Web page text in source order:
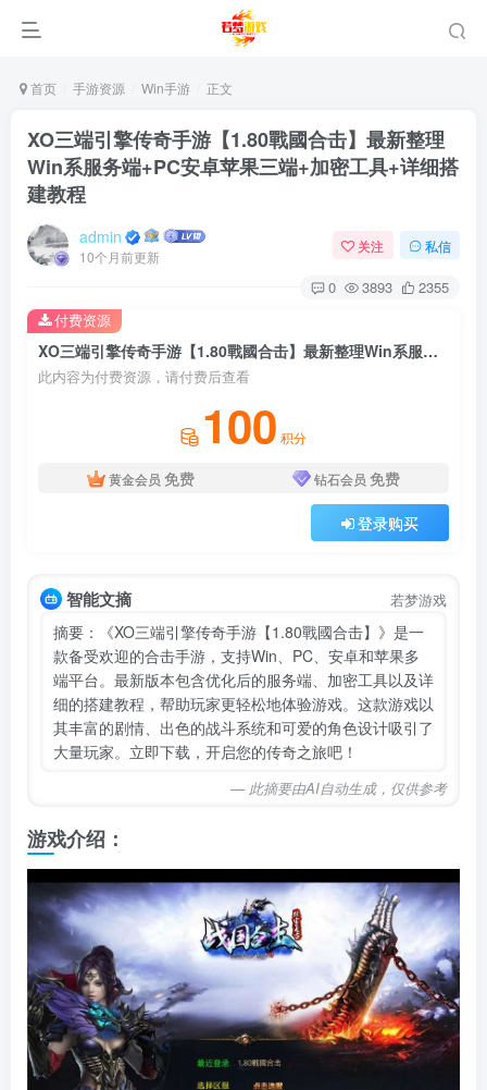
首页 手游资源 Win手游 正文
XO三端引擎传奇手游【1.80戰國合击】最新整理
Win系服务端+PC安卓苹果三端+加密工具+详细搭
建教程
admin
10个月前更新
关注 私信
0 3893 2355
XO三端引擎传奇手游【1.80戰國合击】最新整理Win系服务端+PC安卓苹果三端+加密工具+详细搭建教程
此内容为付费资源，请付费后查看
100 积分
黄金会员 免费 钻石会员 免费
登录购买
付费资源
智能文摘 若梦游戏
摘要：《XO三端引擎传奇手游【1.80戰國合击】》是一
款备受欢迎的合击手游，支持Win、PC、安卓和苹果多
端平台。最新版本包含优化后的服务端、加密工具以及详
细的搭建教程，帮助玩家更轻松地体验游戏。这款游戏以
其丰富的剧情、出色的战斗系统和可爱的角色设计吸引了
大量玩家。立即下载，开启您的传奇之旅吧！
— 此摘要由AI自动生成，仅供参考
游戏介绍：